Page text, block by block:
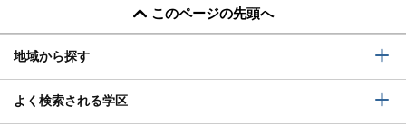
このページの先頭へ
地域から探す
よく検索される学区